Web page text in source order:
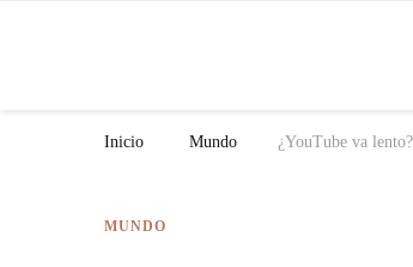
Inicio Mundo ¿YouTube va
MUNDO